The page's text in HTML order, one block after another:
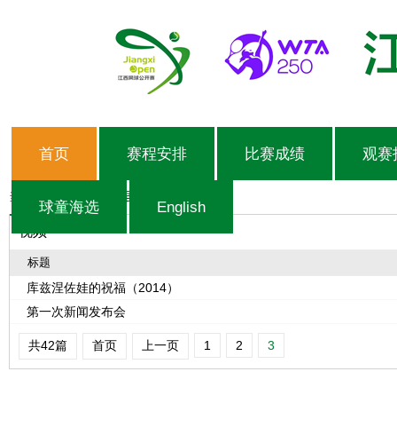
首页 赛程安排 比赛成绩 观赛
球童海选 English
当前位置： 往届赛事
视频
标题
库兹涅佐娃的祝福（2014）
第一次新闻发布会
共42篇 首页 上一页 1 2 3